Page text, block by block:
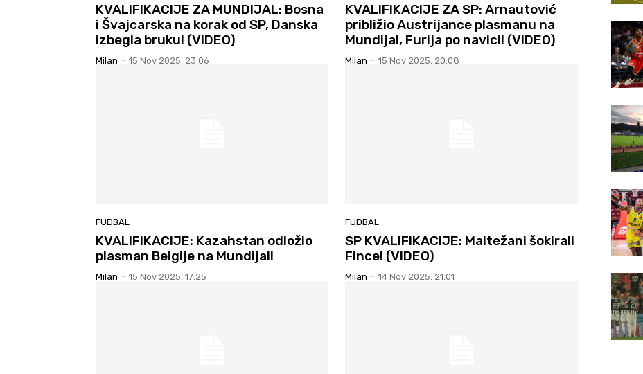
KVALIFIKACIJE ZA MUNDIJAL: Bosna
i Švajcarska na korak od SP, Danska
izbegla bruku! (VIDEO)
Milan - 15 Nov 2025. 23:06
KVALIFIKACIJE ZA SP: Arnautović
približio Austrijance plasmanu na
Mundijal, Furija po navici! (VIDEO)
Milan - 15 Nov 2025. 20:08
FUDBAL
KVALIFIKACIJE: Kazahstan odložio
plasman Belgije na Mundijal!
Milan - 15 Nov 2025. 17:25
FUDBAL
SP KVALIFIKACIJE: Maltežani šokirali
Fince! (VIDEO)
Milan - 14 Nov 2025. 21:01